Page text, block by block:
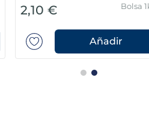
2,10 € Bolsa
Añadir